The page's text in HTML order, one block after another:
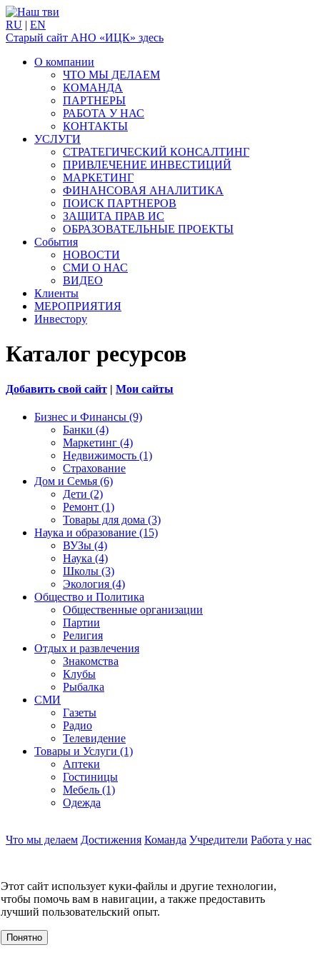
RU | EN
Старый сайт АНО «ИЦК» здесь
О компании
ЧТО МЫ ДЕЛАЕМ
КОМАНДА
ПАРТНЕРЫ
РАБОТА У НАС
КОНТАКТЫ
УСЛУГИ
СТРАТЕГИЧЕСКИЙ КОНСАЛТИНГ
ПРИВЛЕЧЕНИЕ ИНВЕСТИЦИЙ
МАРКЕТИНГ
ФИНАНСОВАЯ АНАЛИТИКА
ПОИСК ПАРТНЕРОВ
ЗАЩИТА ПРАВ ИС
ОБРАЗОВАТЕЛЬНЫЕ ПРОЕКТЫ
События
НОВОСТИ
СМИ О НАС
ВИДЕО
Клиенты
МЕРОПРИЯТИЯ
Инвестору
Каталог ресурсов
Добавить свой сайт | Мои сайты
Бизнес и Финансы (9)
Банки (4)
Маркетинг (4)
Недвижимость (1)
Страхование
Дом и Семья (6)
Дети (2)
Ремонт (1)
Товары для дома (3)
Наука и образование (15)
ВУЗы (4)
Наука (4)
Школы (3)
Экология (4)
Общество и Политика
Общественные организации
Партии
Религия
Отдых и развлечения
Знакомства
Клубы
Рыбалка
СМИ
Газеты
Радио
Телевидение
Товары и Услуги (1)
Аптеки
Гостиницы
Мебель (1)
Одежда
Что мы делаем Достижения Команда Учредители Работа у нас
О компании
УСЛУГИ
События
Клиенты
МЕРОПРИЯТИЯ
Этот сайт использует куки-файлы и другие технологии,
чтобы помочь вам в навигации, а также предоставить
лучший пользовательский опыт.
Понятно